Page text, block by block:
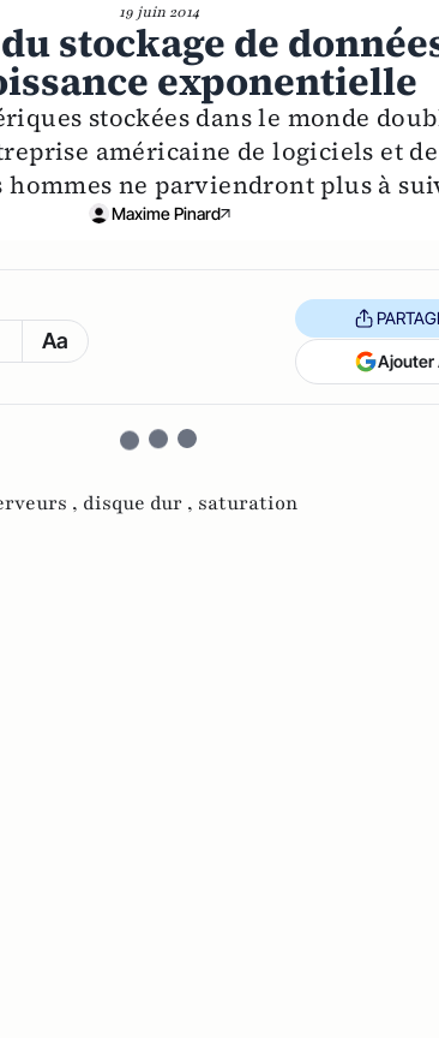
19 juin 2014
stockage de
exponentielle
stockées dans le monde
américaine de logiciels et
hommes ne parviendront plus à
Maxime Pinard
Aa
Ajouter
, disque dur , saturation